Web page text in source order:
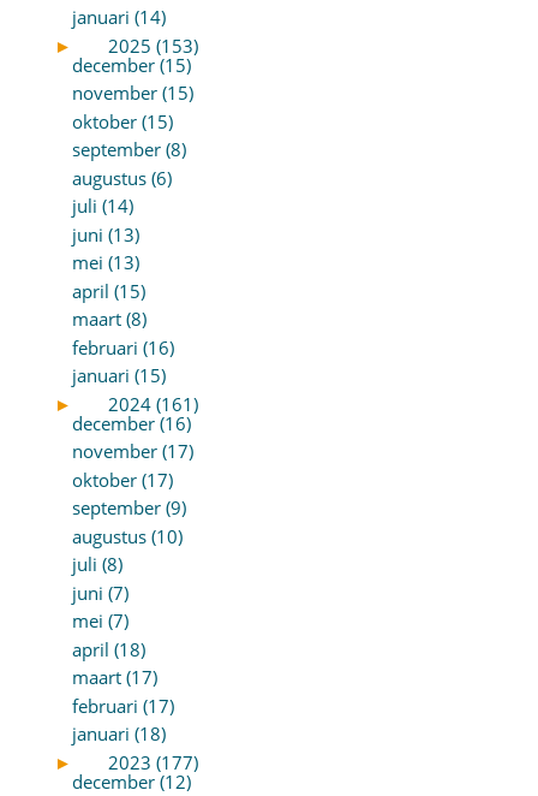
januari (14)
►
2025 (153)
december (15)
november (15)
oktober (15)
september (8)
augustus (6)
juli (14)
juni (13)
mei (13)
april (15)
maart (8)
februari (16)
januari (15)
►
2024 (161)
december (16)
november (17)
oktober (17)
september (9)
augustus (10)
juli (8)
juni (7)
mei (7)
april (18)
maart (17)
februari (17)
januari (18)
►
2023 (177)
december (12)